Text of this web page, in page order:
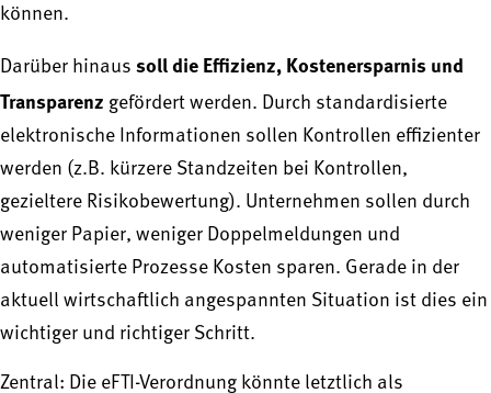
können.
Darüber hinaus soll die Effizienz, Kostenersparnis und
Transparenz gefördert werden. Durch standardisierte
elektronische Informationen sollen Kontrollen effizienter
werden (z.B. kürzere Standzeiten bei Kontrollen,
gezieltere Risikobewertung). Unternehmen sollen durch
weniger Papier, weniger Doppelmeldungen und
automatisierte Prozesse Kosten sparen. Gerade in der
aktuell wirtschaftlich angespannten Situation ist dies ein
wichtiger und richtiger Schritt.
Zentral: Die eFTI-Verordnung könnte letztlich als